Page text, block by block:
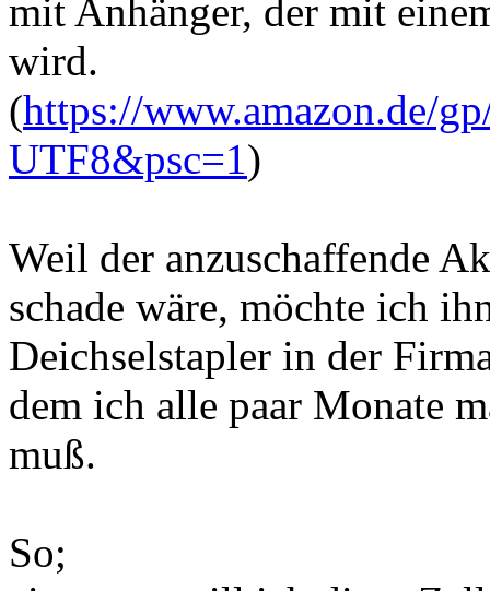
mit Anhänger, der mit
wird.
(https://www.amazon.de/
UTF8&psc=1)
Weil der anzuschaffende
schade wäre, möchte ich
Deichselstapler in der
dem ich alle paar Monate
muß.
So;